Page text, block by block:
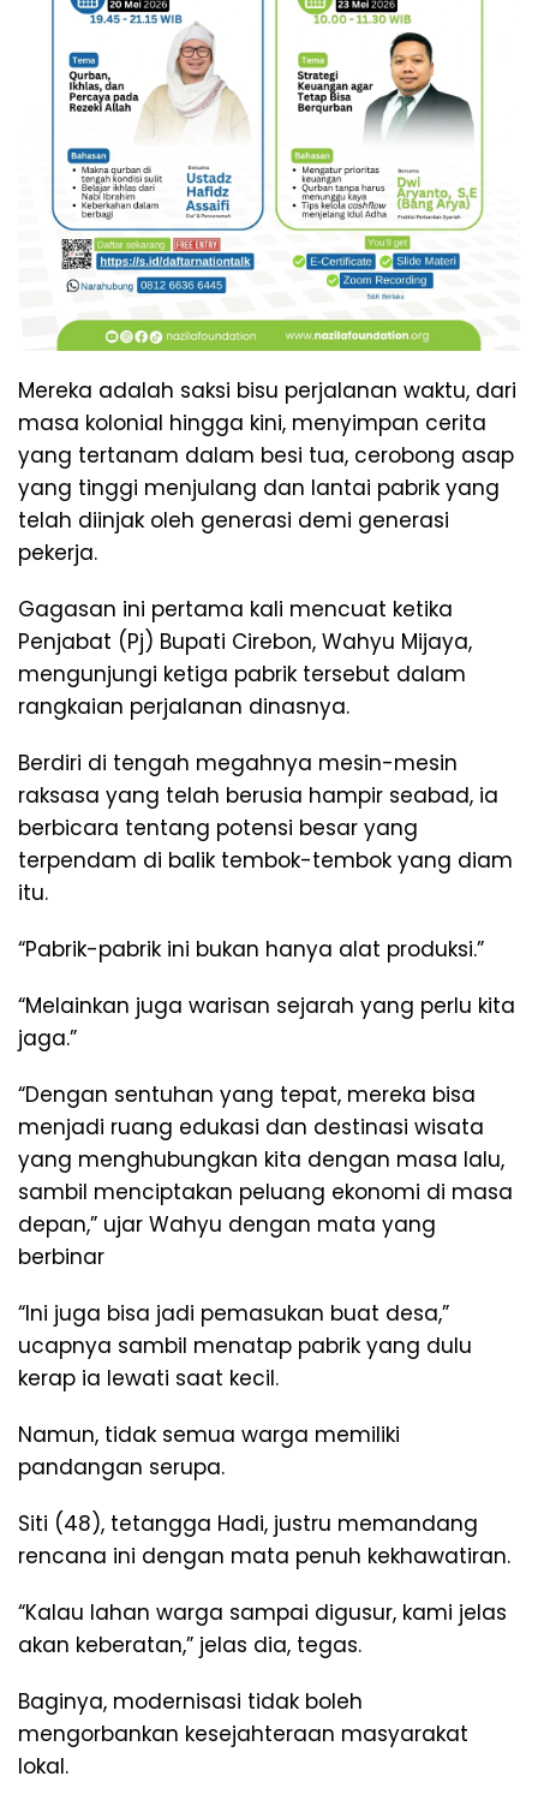
Mereka adalah saksi bisu perjalanan waktu, dari
masa kolonial hingga kini, menyimpan cerita
yang tertanam dalam besi tua, cerobong asap
yang tinggi menjulang dan lantai pabrik yang
telah diinjak oleh generasi demi generasi
pekerja.
Gagasan ini pertama kali mencuat ketika
Penjabat (Pj) Bupati Cirebon, Wahyu Mijaya,
mengunjungi ketiga pabrik tersebut dalam
rangkaian perjalanan dinasnya.
Berdiri di tengah megahnya mesin-mesin
raksasa yang telah berusia hampir seabad, ia
berbicara tentang potensi besar yang
terpendam di balik tembok-tembok yang diam
itu.
“Pabrik-pabrik ini bukan hanya alat produksi.”
“Melainkan juga warisan sejarah yang perlu kita
jaga.”
“Dengan sentuhan yang tepat, mereka bisa
menjadi ruang edukasi dan destinasi wisata
yang menghubungkan kita dengan masa lalu,
sambil menciptakan peluang ekonomi di masa
depan,” ujar Wahyu dengan mata yang
berbinar
“Ini juga bisa jadi pemasukan buat desa,”
ucapnya sambil menatap pabrik yang dulu
kerap ia lewati saat kecil.
Namun, tidak semua warga memiliki
pandangan serupa.
Siti (48), tetangga Hadi, justru memandang
rencana ini dengan mata penuh kekhawatiran.
“Kalau lahan warga sampai digusur, kami jelas
akan keberatan,” jelas dia, tegas.
Baginya, modernisasi tidak boleh
mengorbankan kesejahteraan masyarakat
lokal.